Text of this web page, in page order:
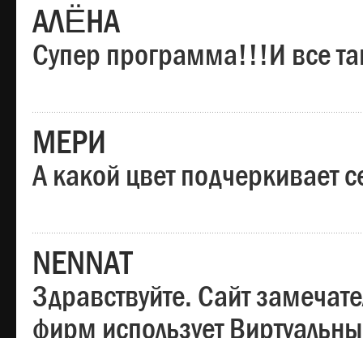
АЛЁНА
Супер программа!!!И все
МЕРИ
А какой цвет подчеркивает
NENNAT
Здравствуйте. Сайт
фирм использует